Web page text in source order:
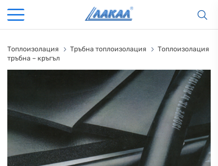
Топлоизолация Тръбна топлоизолация
Топлоизолация
тръбна – кръгъл